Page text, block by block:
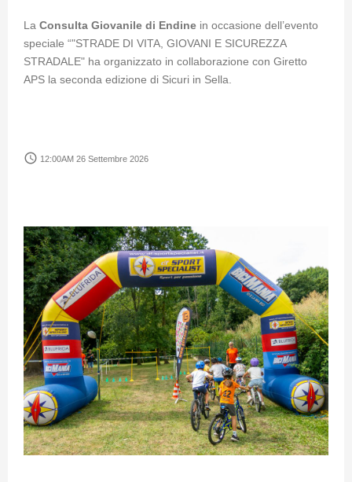
La Consulta Giovanile di Endine in occasione dell’evento
speciale “"STRADE DI VITA, GIOVANI E SICUREZZA
STRADALE" ha organizzato in collaborazione con Giretto
APS la seconda edizione di Sicuri in Sella.
access_time 12:00AM 26 Settembre 2026